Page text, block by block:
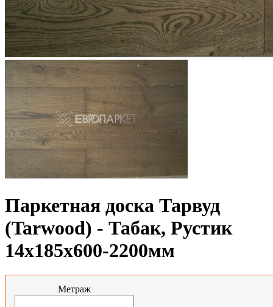
Паркетная доска Тарвуд
(Tarwood) - Табак, Рустик
14х185х600-2200мм
Метраж